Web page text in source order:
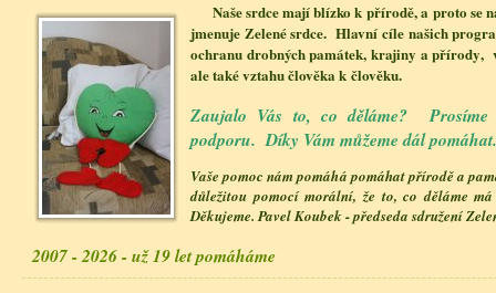
Naše srdce mají blízko k přírodě, a proto se
jmenuje Zelené srdce. Hlavní cíle našich
ochranu drobných památek, krajiny a přírody,
ale také vztahu člověka k člověku.
Zaujalo Vás to, co děláme?
podporu. Díky Vám můžeme dál
Vaše pomoc nám pomáhá pomáhat přírodě a
důležitou pomocí morální, že to, co děláme
Děkujeme. Pavel Koubek - předseda sdružení
2007 - 2026 - už 19 let pomáháme